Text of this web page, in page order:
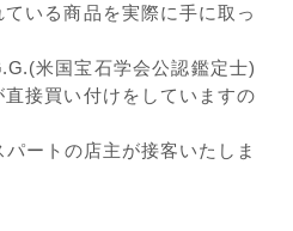
いる商品を実際に手に取っ
米国宝石学会公認鑑定士)
接買い付けをしていますの
ートの店主が接客いたしま